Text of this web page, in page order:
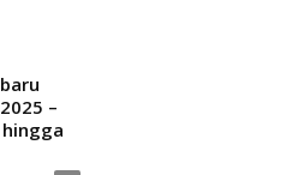
–